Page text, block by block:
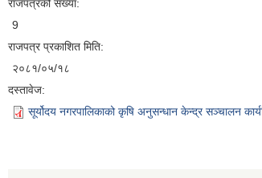
राजपत्रको संख्या:
9
राजपत्र प्रकाशित मिति:
२०८१/०५/१८
दस्तावेज:
सूर्योदय नगरपालिकाको कृषि अनुसन्धान केन्द्र सञ्चालन